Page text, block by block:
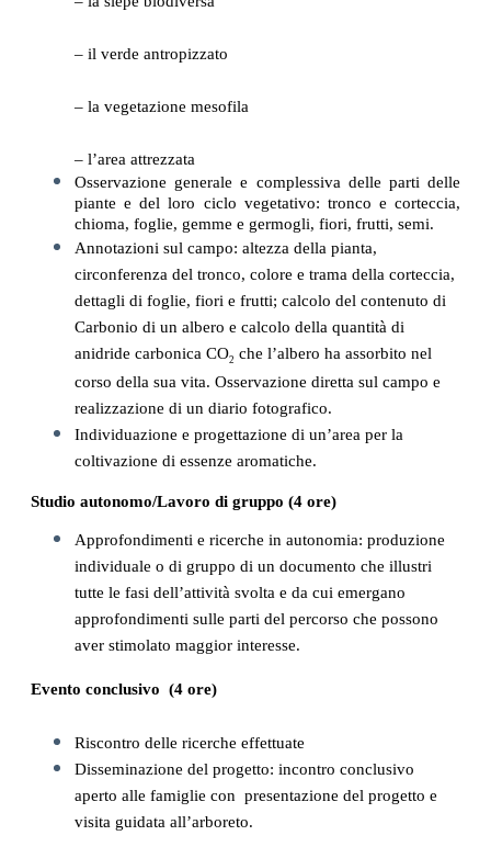
– il verde antropizzato
– la vegetazione mesofila
– l’area attrezzata
Osservazione generale e complessiva delle parti delle
piante e del loro ciclo vegetativo: tronco e corteccia,
chioma, foglie, gemme e germogli, fiori, frutti, semi.
Annotazioni sul campo: altezza della pianta,
circonferenza del tronco, colore e trama della corteccia,
dettagli di foglie, fiori e frutti; calcolo del contenuto di
Carbonio di un albero e calcolo della quantità di
anidride carbonica CO2 che l’albero ha assorbito nel
corso della sua vita. Osservazione diretta sul campo e
realizzazione di un diario fotografico.
Individuazione e progettazione di un’area per la
coltivazione di essenze aromatiche.
Studio autonomo/Lavoro di gruppo (4 ore)
Approfondimenti e ricerche in autonomia: produzione
individuale o di gruppo di un documento che illustri
tutte le fasi dell’attività svolta e da cui emergano
approfondimenti sulle parti del percorso che possono
aver stimolato maggior interesse.
Evento conclusivo (4 ore)
Riscontro delle ricerche effettuate
Disseminazione del progetto: incontro conclusivo
aperto alle famiglie con  presentazione del progetto e
visita guidata all’arboreto.